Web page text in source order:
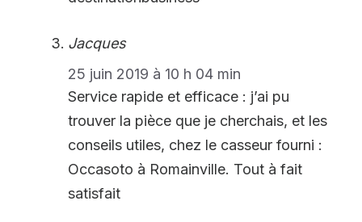
Jacques
25 juin 2019 à 10 h 04 min
Service rapide et efficace : j’ai pu
trouver la pièce que je cherchais, et les
conseils utiles, chez le casseur fourni :
Occasoto à Romainville. Tout à fait
satisfait